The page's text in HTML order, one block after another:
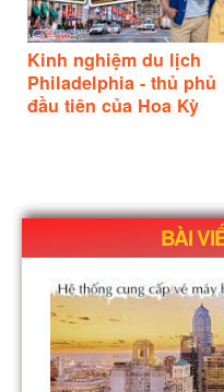
Kinh nghiệm du lịch
Philadelphia - thủ phủ
đầu tiên của Hoa Kỳ
BÀI